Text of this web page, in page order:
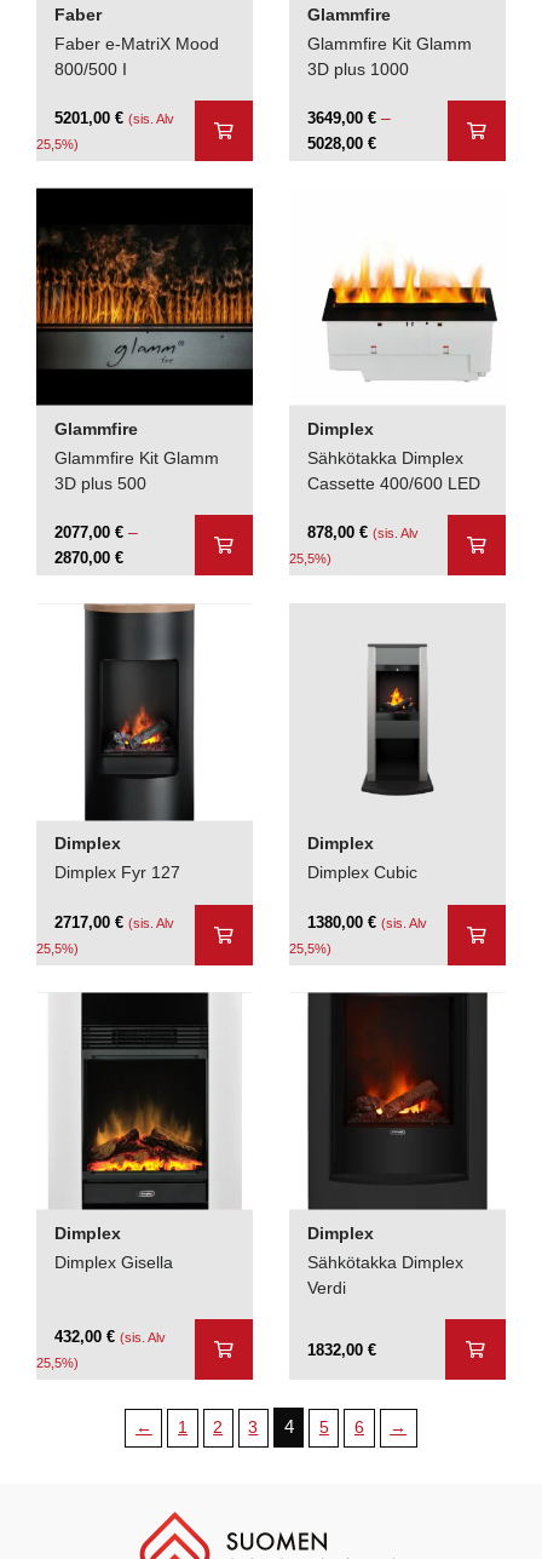
Faber
Faber e-MatriX Mood
800/500 I
5201,00€ (sis. Alv
25,5%)
Glammfire
Glammfire Kit Glamm
3D plus 1000
3649,00€ –
5028,00€Hintaluokka:
3649,00 €
Glammfire
Glammfire Kit Glamm
3D plus 500
2077,00€ –
2870,00€Hintaluokka:
2077,00 €
-
Dimplex
Sähkötakka Dimplex
Cassette 400/600 LED
878,00€ (sis. Alv
25,5%)
Dimplex
Dimplex Fyr 127
2717,00€ (sis. Alv
25,5%)
Dimplex
Dimplex Cubic
1380,00€ (sis. Alv
25,5%)
Dimplex
Dimplex Gisella
432,00€ (sis. Alv
25,5%)
Dimplex
Sähkötakka Dimplex
Verdi
1832,00€
← 1 2 3 4 5 6 →